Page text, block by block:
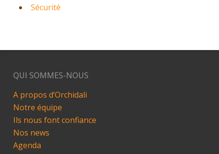
Sécurité
QUI SOMMES-NOUS
A propos d’Orchidali
Notre équipe
Ils nous font confiance
Nos news
Agenda